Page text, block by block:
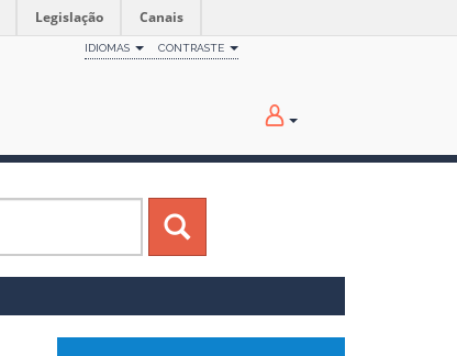
Legislação Canais
IDIOMAS CONTRASTE